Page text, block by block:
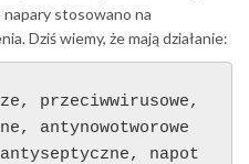
napary stosowano na
Dziś wiemy, że mają działanie:
przeciwwirusowe,
antynowotworowe
napot